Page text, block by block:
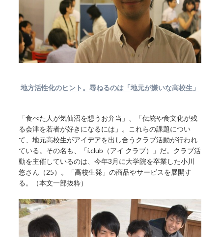
地方活性化のヒント。尋ねるのは「地元が嫌いな高校生」
「食べた人が気仙沼を想うお弁当」、「伝統や食文化が残
る会津を若者が好きになるには」。これらの課題につい
て、地元高校生がアイデアを出し合うクラブ活動が行われ
ている。その名も、「i.club（アイ クラブ）」だ。クラブ活
動を主催しているのは、今年3月に大学院を卒業した小川
悠さん（25）。「高校生発」の商品やサービスを展開す
る。（本文一部抜粋）